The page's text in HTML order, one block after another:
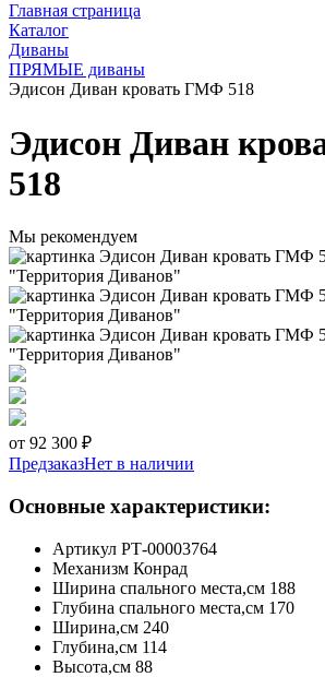
Главная страница
Каталог
Диваны
ПРЯМЫЕ диваны
Эдисон Диван кровать ГМФ 518
Эдисон Диван
518
Мы рекомендуем
от 92 300 ₽
ПредзаказНет в наличии
Основные характеристики:
Артикул РТ-00003764
Механизм Конрад
Ширина спального места,см 188
Глубина спального места,см 170
Ширина,см 240
Глубина,см 114
Высота,см 88